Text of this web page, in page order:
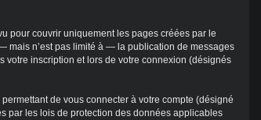
pour couvrir uniquement les pages créées par le
mais n’est pas limité à — la publication de messages
votre inscription et lors de votre connexion (désignés
de vous connecter à votre compte (désigné
par les lois de protection des données applicables